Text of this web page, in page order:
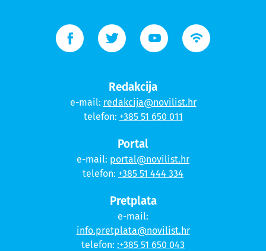
Redakcija
e-mail: redakcija@novilist.hr
telefon: +385 51 650 011
Portal
e-mail: portal@novilist.hr
telefon: +385 51 444 334
Pretplata
e-mail:
info.pretplata@novilist.hr
telefon: :+385 51 650 043